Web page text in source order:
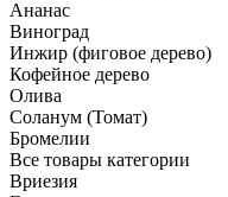
Ананас
Виноград
Инжир (фиговое дерево)
Кофейное дерево
Олива
Соланум (Томат)
Бромелии
Все товары категории
Вриезия